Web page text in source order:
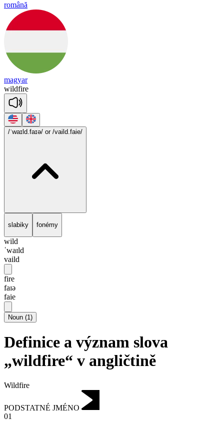
română
magyar
wildfire
/ˈwaɪld.faɪə/ or /vaild.faie/
slabiky fonémy
wild
ˈwaɪld
vaild
fire
faɪə
faie
Noun (1)
Definice a význam slova
„wildfire“ v angličtině
Wildfire
PODSTATNÉ JMÉNO
01